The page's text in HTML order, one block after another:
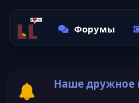
Форумы
Наше дружное